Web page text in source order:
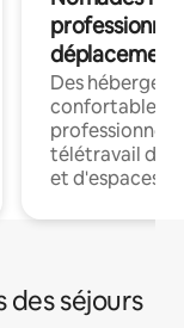
déplacement
Des
confortables
professionnels
télétravail
et d'espaces
séjours